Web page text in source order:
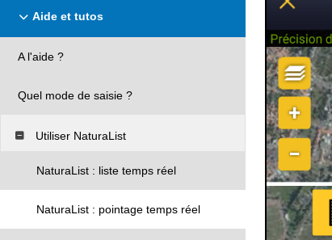
Aide et tutos
A l'aide ?
Quel mode de saisie ?
Utiliser NaturaList
NaturaList : liste temps réel
NaturaList : pointage temps réel